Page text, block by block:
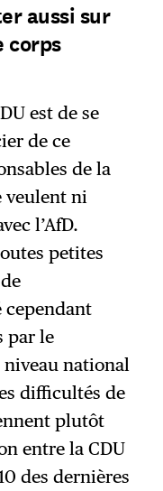
aussi sur
corps
est de se
de ce
de la
veulent ni
l’AfD.
petites
par le
national
difficultés de
plutôt
entre la CDU
des dernières